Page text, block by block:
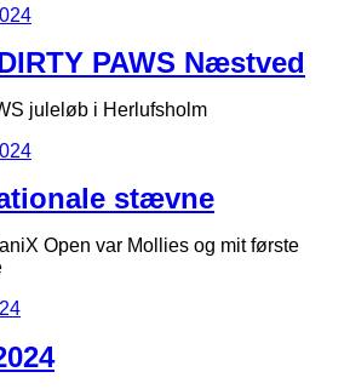
PAWS Næstved
juleløb i Herlufsholm
stævne
Open var Mollies og mit første